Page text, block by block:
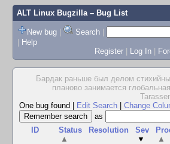
ALT Linux Bugzilla– Bug List
New bug | Search |
| Help
Register | Log In |
Бардак раньше был делом
планово занимается
One bug found
Edit Search Change
as
ID
Status
▲
Resolution
Sev
▼
▲